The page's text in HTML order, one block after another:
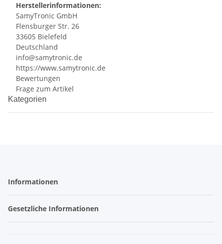
Herstellerinformationen:
SamyTronic GmbH
Flensburger Str. 26
33605 Bielefeld
Deutschland
info@samytronic.de
https://www.samytronic.de
Bewertungen
Frage zum Artikel
Kategorien
Informationen
Gesetzliche Informationen